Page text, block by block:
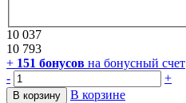
10 037
10 793
+ 151 бонусов на бонусный счет
-
+
В корзину
В корзине